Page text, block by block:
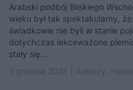
Arabski podbój Bliskiego
wieku był tak spektakularny,
świadkowie nie byli w stanie
dotychczas lekceważone
stały się...